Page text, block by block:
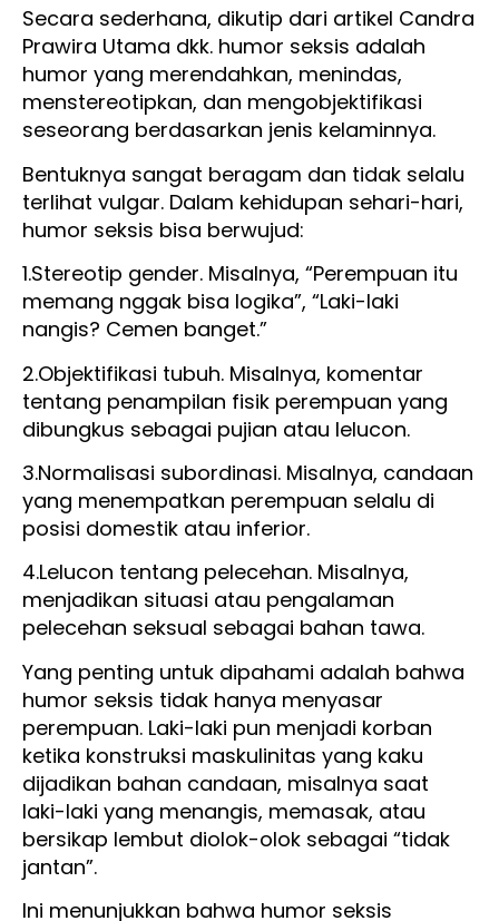
Secara sederhana, dikutip dari artikel Candra
Prawira Utama dkk. humor seksis adalah
humor yang merendahkan, menindas,
menstereotipkan, dan mengobjektifikasi
seseorang berdasarkan jenis kelaminnya.
Bentuknya sangat beragam dan tidak selalu
terlihat vulgar. Dalam kehidupan sehari-hari,
humor seksis bisa berwujud:
1.Stereotip gender. Misalnya, “Perempuan itu
memang nggak bisa logika”, “Laki-laki
nangis? Cemen banget.”
2.Objektifikasi tubuh. Misalnya, komentar
tentang penampilan fisik perempuan yang
dibungkus sebagai pujian atau lelucon.
3.Normalisasi subordinasi. Misalnya, candaan
yang menempatkan perempuan selalu di
posisi domestik atau inferior.
4.Lelucon tentang pelecehan. Misalnya,
menjadikan situasi atau pengalaman
pelecehan seksual sebagai bahan tawa.
Yang penting untuk dipahami adalah bahwa
humor seksis tidak hanya menyasar
perempuan. Laki-laki pun menjadi korban
ketika konstruksi maskulinitas yang kaku
dijadikan bahan candaan, misalnya saat
laki-laki yang menangis, memasak, atau
bersikap lembut diolok-olok sebagai “tidak
jantan”.
Ini menunjukkan bahwa humor seksis